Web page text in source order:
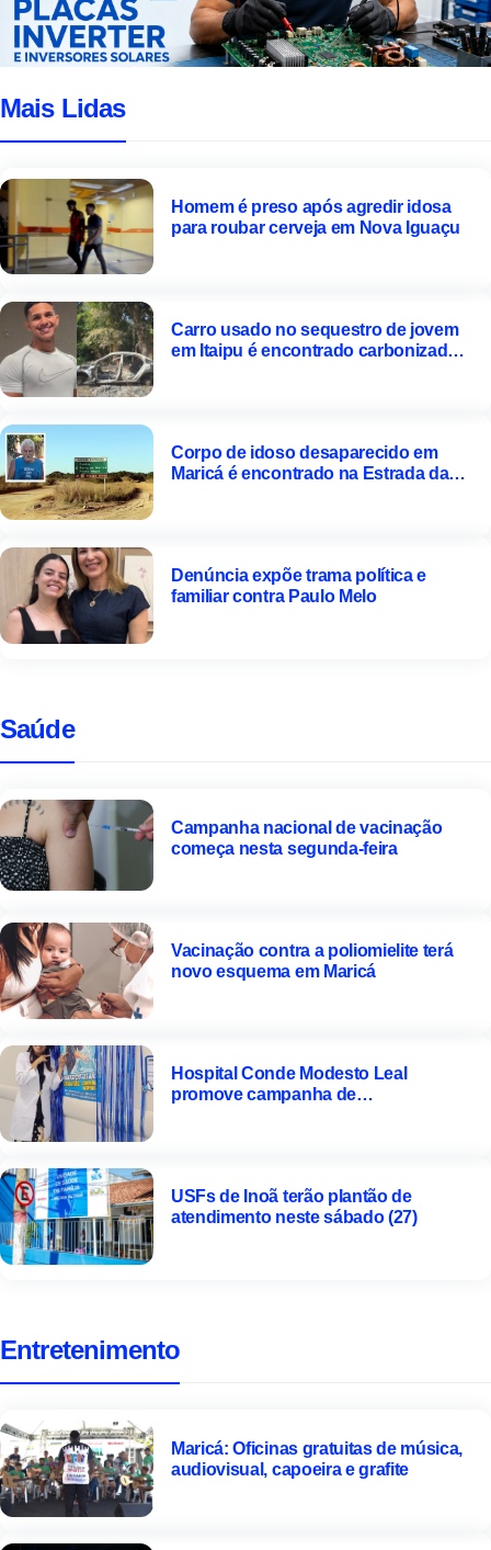
Mais Lidas
Homem é preso após agredir idosa
para roubar cerveja em Nova Iguaçu
Carro usado no sequestro de jovem
em Itaipu é encontrado carbonizado
Corpo de idoso desaparecido em
Maricá é encontrado na Estrada da
Denúncia expõe trama política e
familiar contra Paulo Melo
Saúde
Campanha nacional de vacinação
começa nesta segunda-feira
Vacinação contra a poliomielite terá
novo esquema em Maricá
Hospital Conde Modesto Leal
promove campanha de
USFs de Inoã terão plantão de
atendimento neste sábado (27)
Entretenimento
Maricá: Oficinas gratuitas de música,
audiovisual, capoeira e grafite